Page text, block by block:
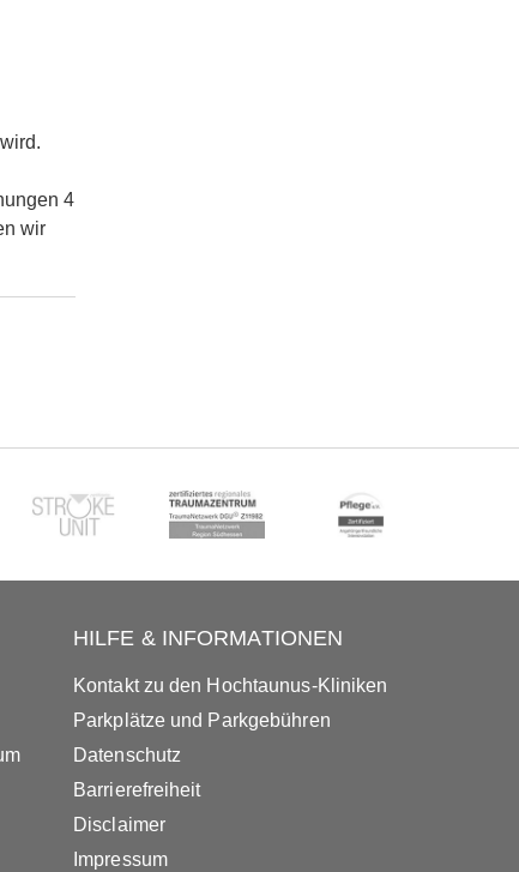
4
wir
HILFE & INFORMATIONEN
Kontakt zu den Hochtaunus-Kliniken
Parkplätze und Parkgebühren
Datenschutz
Barrierefreiheit
Disclaimer
Impressum